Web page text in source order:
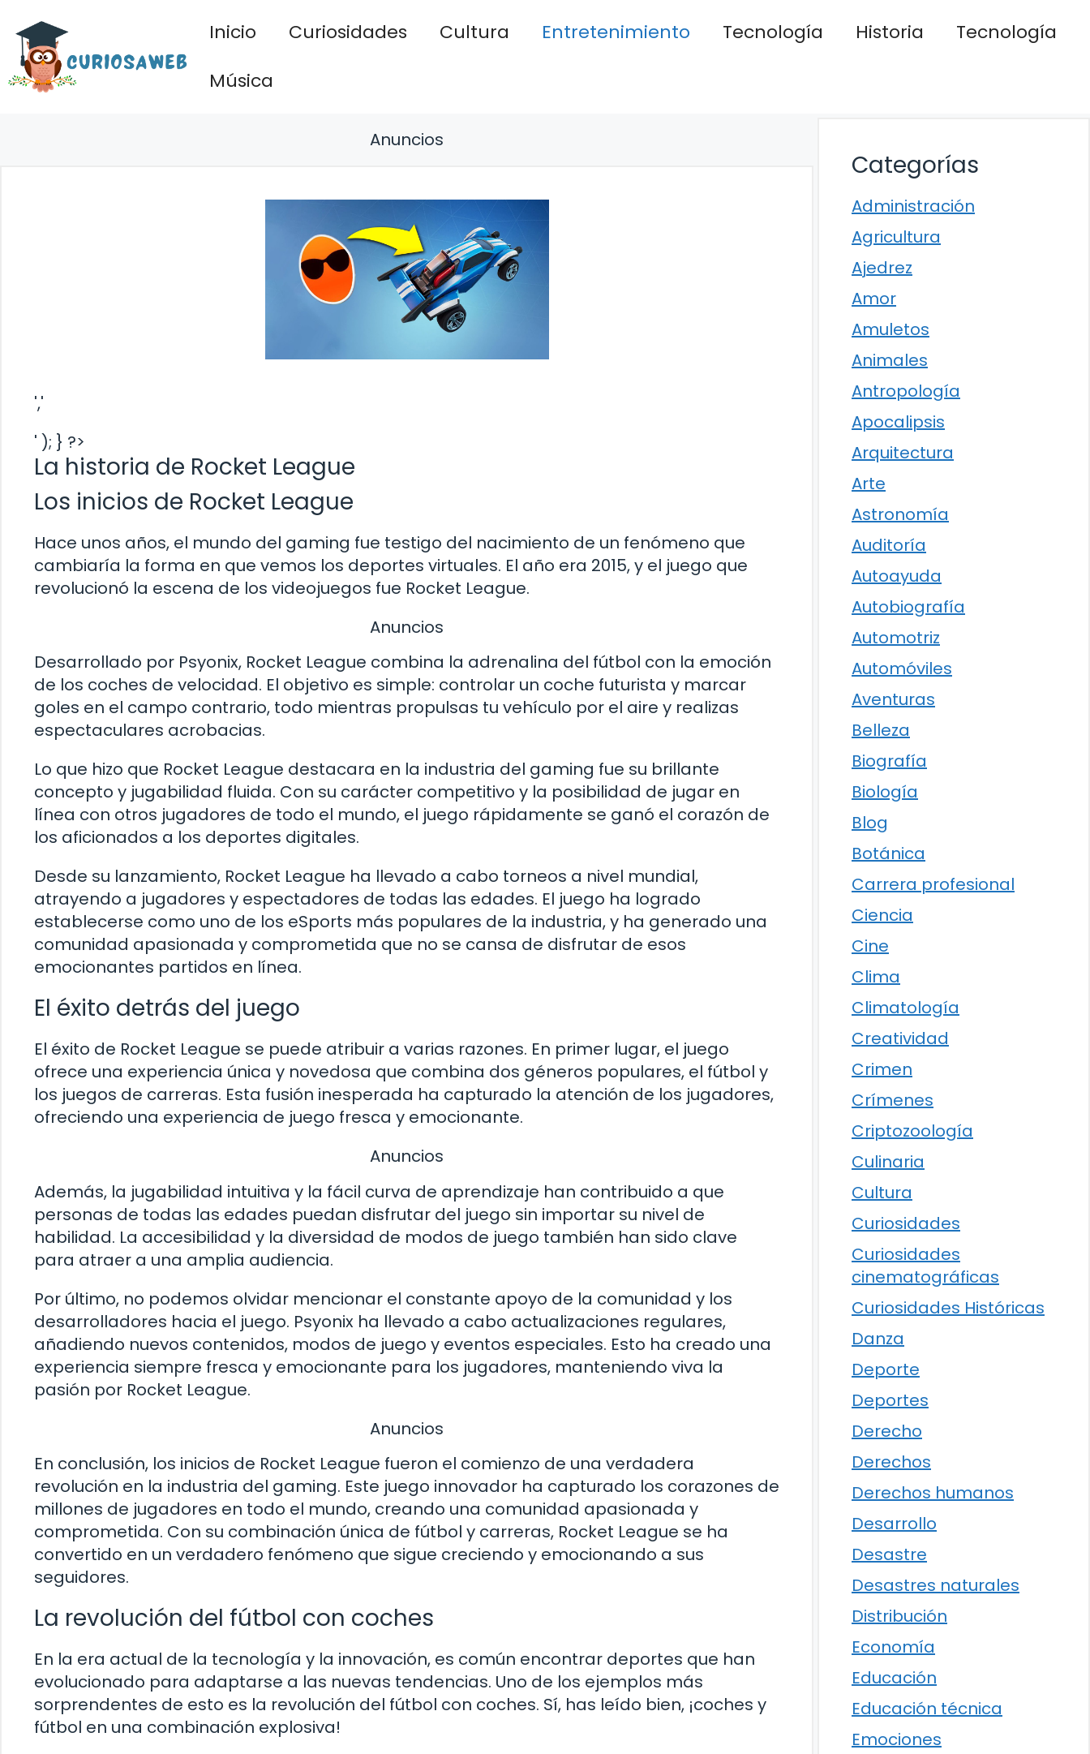
contenido
Inicio Curiosidades Cultura Entretenimiento Tecnología Historia
Tecnología
Música
Anuncios
','
' ); } ?>
La historia de Rocket League
Los inicios de Rocket League
Hace unos años, el mundo del gaming fue testigo del nacimiento de un fenómeno que
cambiaría la forma en que vemos los deportes virtuales. El año era 2015, y el juego que
revolucionó la escena de los videojuegos fue Rocket League.
Anuncios
Desarrollado por Psyonix, Rocket League combina la adrenalina del fútbol con la emoción
de los coches de velocidad. El objetivo es simple: controlar un coche futurista y marcar
goles en el campo contrario, todo mientras propulsas tu vehículo por el aire y realizas
espectaculares acrobacias.
Lo que hizo que Rocket League destacara en la industria del gaming fue su brillante
concepto y jugabilidad fluida. Con su carácter competitivo y la posibilidad de jugar en
línea con otros jugadores de todo el mundo, el juego rápidamente se ganó el corazón de
los aficionados a los deportes digitales.
Desde su lanzamiento, Rocket League ha llevado a cabo torneos a nivel mundial,
atrayendo a jugadores y espectadores de todas las edades. El juego ha logrado
establecerse como uno de los eSports más populares de la industria, y ha generado una
comunidad apasionada y comprometida que no se cansa de disfrutar de esos
emocionantes partidos en línea.
El éxito detrás del juego
El éxito de Rocket League se puede atribuir a varias razones. En primer lugar, el juego
ofrece una experiencia única y novedosa que combina dos géneros populares, el fútbol y
los juegos de carreras. Esta fusión inesperada ha capturado la atención de los jugadores,
ofreciendo una experiencia de juego fresca y emocionante.
Anuncios
Además, la jugabilidad intuitiva y la fácil curva de aprendizaje han contribuido a que
personas de todas las edades puedan disfrutar del juego sin importar su nivel de
habilidad. La accesibilidad y la diversidad de modos de juego también han sido clave
para atraer a una amplia audiencia.
Por último, no podemos olvidar mencionar el constante apoyo de la comunidad y los
desarrolladores hacia el juego. Psyonix ha llevado a cabo actualizaciones regulares,
añadiendo nuevos contenidos, modos de juego y eventos especiales. Esto ha creado una
experiencia siempre fresca y emocionante para los jugadores, manteniendo viva la
pasión por Rocket League.
Anuncios
En conclusión, los inicios de Rocket League fueron el comienzo de una verdadera
revolución en la industria del gaming. Este juego innovador ha capturado los corazones de
millones de jugadores en todo el mundo, creando una comunidad apasionada y
comprometida. Con su combinación única de fútbol y carreras, Rocket League se ha
convertido en un verdadero fenómeno que sigue creciendo y emocionando a sus
seguidores.
La revolución del fútbol con coches
En la era actual de la tecnología y la innovación, es común encontrar deportes que han
evolucionado para adaptarse a las nuevas tendencias. Uno de los ejemplos más
sorprendentes de esto es la revolución del fútbol con coches. Sí, has leído bien, ¡coches y
fútbol en una combinación explosiva!
Categorías
Administración
Agricultura
Ajedrez
Amor
Amuletos
Animales
Antropología
Apocalipsis
Arquitectura
Arte
Astronomía
Auditoría
Autoayuda
Autobiografía
Automotriz
Automóviles
Aventuras
Belleza
Biografía
Biología
Blog
Botánica
Carrera profesional
Ciencia
Cine
Clima
Climatología
Creatividad
Crimen
Crímenes
Criptozoología
Culinaria
Cultura
Curiosidades
Curiosidades
cinematográficas
Curiosidades Históricas
Danza
Deporte
Deportes
Derecho
Derechos
Derechos humanos
Desarrollo
Desastre
Desastres naturales
Distribución
Economía
Educación
Educación técnica
Emociones